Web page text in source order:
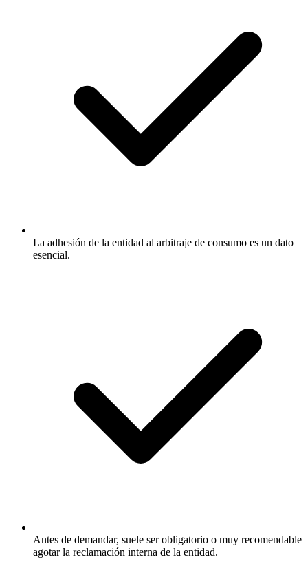
La adhesión de la entidad al arbitraje de consumo es un dato
esencial.
Antes de demandar, suele ser obligatorio o muy recomendable
agotar la reclamación interna de la entidad.